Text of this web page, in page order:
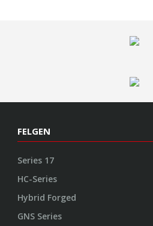
FELGEN
Series 17
HC-Series
Hybrid Forged
GNS Series